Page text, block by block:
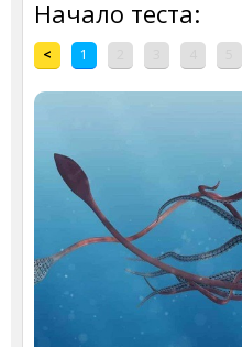
Начало теста:
< 1